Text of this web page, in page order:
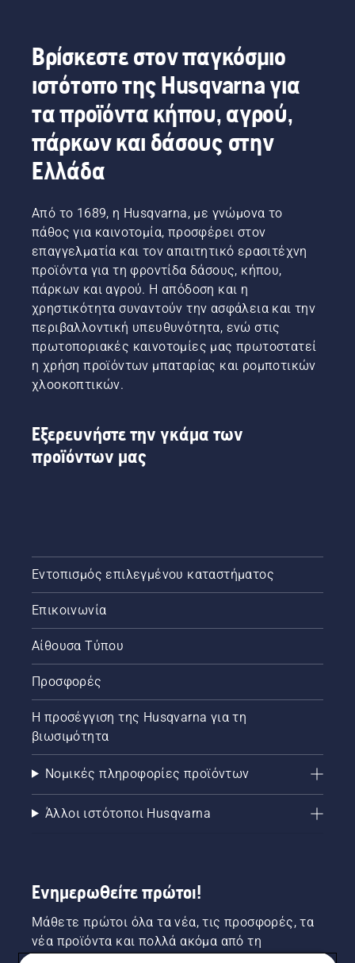
Βρίσκεστε στον παγκόσμιο
ιστότοπο της Husqvarna για
τα προϊόντα κήπου, αγρού,
πάρκων και δάσους στην
Ελλάδα
Από το 1689, η Husqvarna, με γνώμονα το
πάθος για καινοτομία, προσφέρει στον
επαγγελματία και τον απαιτητικό ερασιτέχνη
προϊόντα για τη φροντίδα δάσους, κήπου,
πάρκων και αγρού. Η απόδοση και η
χρηστικότητα συναντούν την ασφάλεια και την
περιβαλλοντική υπευθυνότητα, ενώ στις
πρωτοποριακές καινοτομίες μας πρωτοστατεί
η χρήση προϊόντων μπαταρίας και ρομποτικών
χλοοκοπτικών.
Εξερευνήστε την γκάμα των
προϊόντων μας
Εντοπισμός επιλεγμένου καταστήματος
Επικοινωνία
Αίθουσα Τύπου
Προσφορές
Η προσέγγιση της Husqvarna για τη
βιωσιμότητα
Νομικές πληροφορίες προϊόντων
Άλλοι ιστότοποι Husqvarna
Ενημερωθείτε πρώτοι!
Μάθετε πρώτοι όλα τα νέα, τις προσφορές, τα
νέα προϊόντα και πολλά ακόμα από τη